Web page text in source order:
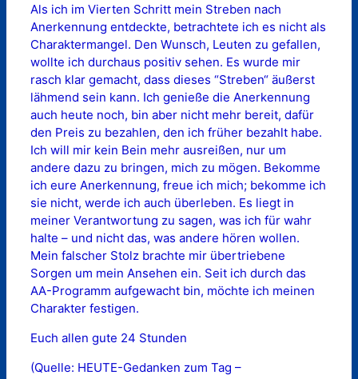
Als ich im Vierten Schritt mein Streben nach
Anerkennung entdeckte, betrachtete ich es nicht als
Charaktermangel. Den Wunsch, Leuten zu gefallen,
wollte ich durchaus positiv sehen. Es wurde mir
rasch klar gemacht, dass dieses “Streben“ äußerst
lähmend sein kann. Ich genieße die Anerkennung
auch heute noch, bin aber nicht mehr bereit, dafür
den Preis zu bezahlen, den ich früher bezahlt habe.
Ich will mir kein Bein mehr ausreißen, nur um
andere dazu zu bringen, mich zu mögen. Bekomme
ich eure Anerkennung, freue ich mich; bekomme ich
sie nicht, werde ich auch überleben. Es liegt in
meiner Verantwortung zu sagen, was ich für wahr
halte – und nicht das, was andere hören wollen.
Mein falscher Stolz brachte mir übertriebene
Sorgen um mein Ansehen ein. Seit ich durch das
AA-Programm aufgewacht bin, möchte ich meinen
Charakter festigen.
Euch allen gute 24 Stunden
(Quelle: HEUTE-Gedanken zum Tag –